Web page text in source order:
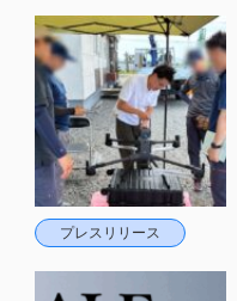
プレスリリース